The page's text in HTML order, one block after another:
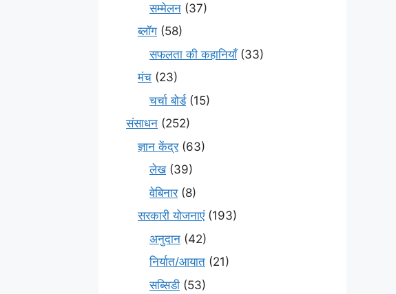
सम्मेलन (37)
ब्लॉग (58)
सफलता की कहानियाँ(33)
मंच (23)
चर्चा बोर्ड(15)
संसाधन (252)
ज्ञान केंद्र(63)
लेख(39)
वेबिनार(8)
सरकारी योजनाएं(193)
अनुदान (42)
निर्यात/आयात (21)
सब्सिडी (53)